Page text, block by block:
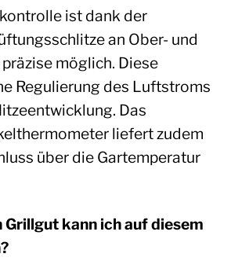
ist dank der
an Ober- und
möglich. Diese
Regulierung des Luftstroms
Das
liefert zudem
über die Gartemperatur
kann ich auf diesem